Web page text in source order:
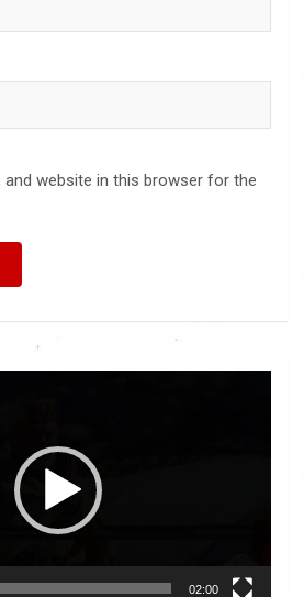
and website in this browser for the
02:00